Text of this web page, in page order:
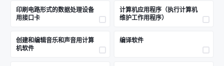
印刷电路形式的数据处理设备
用接口卡
计算机应用程序（执行计算机
维护工作用程序）
创建和编辑音乐和声音用计算
机软件
编译软件